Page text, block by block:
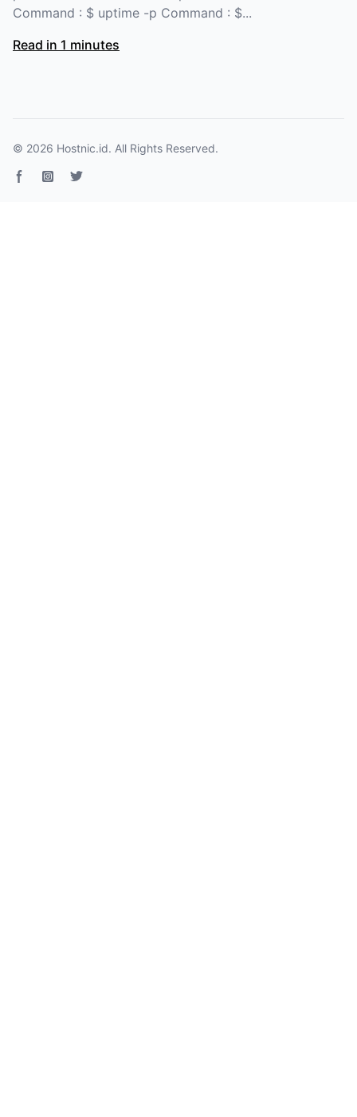
Command : $ uptime -p Command : $...
Read in 1 minutes
© 2026 Hostnic.id. All Rights Reserved.